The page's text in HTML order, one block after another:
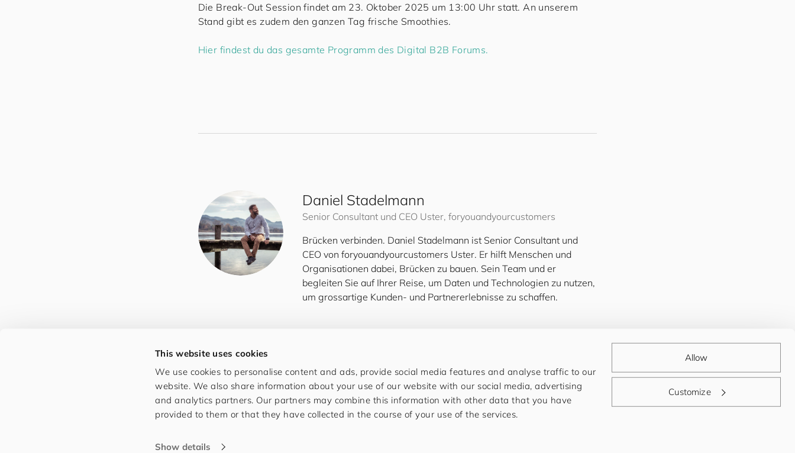
This website uses cookies
We use cookies to personalise content and ads, provide social media features and analyse traffic to our
website. We also share information about your use of our website with our social media, advertising
and analytics partners. Our partners may combine this information with other data that you have
provided to them or that they have collected in the course of your use of the services.
Show details
Allow
Customize
Die Break-Out Session findet am 23. Oktober 2025 um 13:00 Uhr statt. An unserem
Stand gibt es zudem den ganzen Tag frische Smoothies.
Hier findest du das gesamte Programm des Digital B2B Forums.
Daniel Stadelmann
Senior Consultant und CEO Uster, foryouandyourcustomers
Brücken verbinden. Daniel Stadelmann ist Senior Consultant und
CEO von foryouandyourcustomers Uster. Er hilft Menschen und
Organisationen dabei, Brücken zu bauen. Sein Team und er
begleiten Sie auf Ihrer Reise, um Daten und Technologien zu nutzen,
um grossartige Kunden- und Partnererlebnisse zu schaffen.